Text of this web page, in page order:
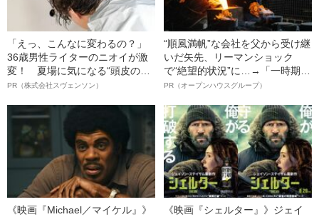
「えっ、こんなに変わるの？」
36歳男性ライターのニオイが激
変！ 夏場に気になる“頭皮のニ
オイ”や“ベタつき”を解消す
ト”が生み出した徹底ケアとは
PR（株式会社スヴェンソン）
“順風満帆”な会社を父から受け継
いだ矢先、リーマンショック
で“絶望的状況”に…→「一時期は
納品3年待ち」のヒット商品を生
明かす、“逆転の戦術”
PR（オープンハウスグループ）
《映画『Michael／マイケル』》
《映画『シェルター』》ジェイ